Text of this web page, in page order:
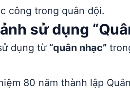
công trong quân đội.
sử dụng
dụng từ “quân nhạc”
80 năm thành lập